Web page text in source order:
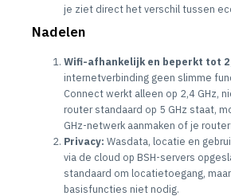
je ziet direct het verschil tussen
Nadelen
Wifi-afhankelijk en beperkt tot
internetverbinding geen slimme
Connect werkt alleen op 2,4 GHz,
router standaard op 5 GHz staat,
GHz-netwerk aanmaken of je
Privacy: Wasdata, locatie en
via de cloud op BSH-servers
standaard om locatietoegang,
basisfuncties niet nodig.